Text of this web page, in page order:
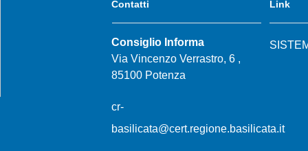
Contatti
Consiglio Informa
Via Vincenzo Verrastro, 6 ,
85100 Potenza
cr-
basilicata@cert.regione.basilicata.it
Link